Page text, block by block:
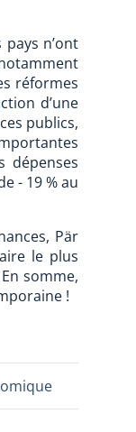
n’ont
réformes
d’une
publics,
dépenses
- 19 % au
Pär
le plus
somme,
!